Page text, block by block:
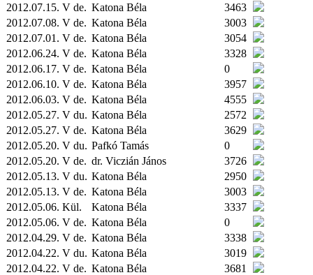
2012.07.15. V de. Katona Béla
3463
2012.07.08. V de. Katona Béla
3003
2012.07.01. V de. Katona Béla
3054
2012.06.24. V de. Katona Béla
3328
2012.06.17. V de. Katona Béla
0
2012.06.10. V de. Katona Béla
3957
2012.06.03. V de. Katona Béla
4555
2012.05.27. V du. Katona Béla
2572
2012.05.27. V de. Katona Béla
3629
2012.05.20. V du. Pafkó Tamás
0
2012.05.20. V de. dr. Viczián János
3726
2012.05.13. V du. Katona Béla
2950
2012.05.13. V de. Katona Béla
3003
2012.05.06. Kül. Katona Béla
3337
2012.05.06. V de. Katona Béla
0
2012.04.29. V de. Katona Béla
3338
2012.04.22. V du. Katona Béla
3019
2012.04.22. V de. Katona Béla
3681